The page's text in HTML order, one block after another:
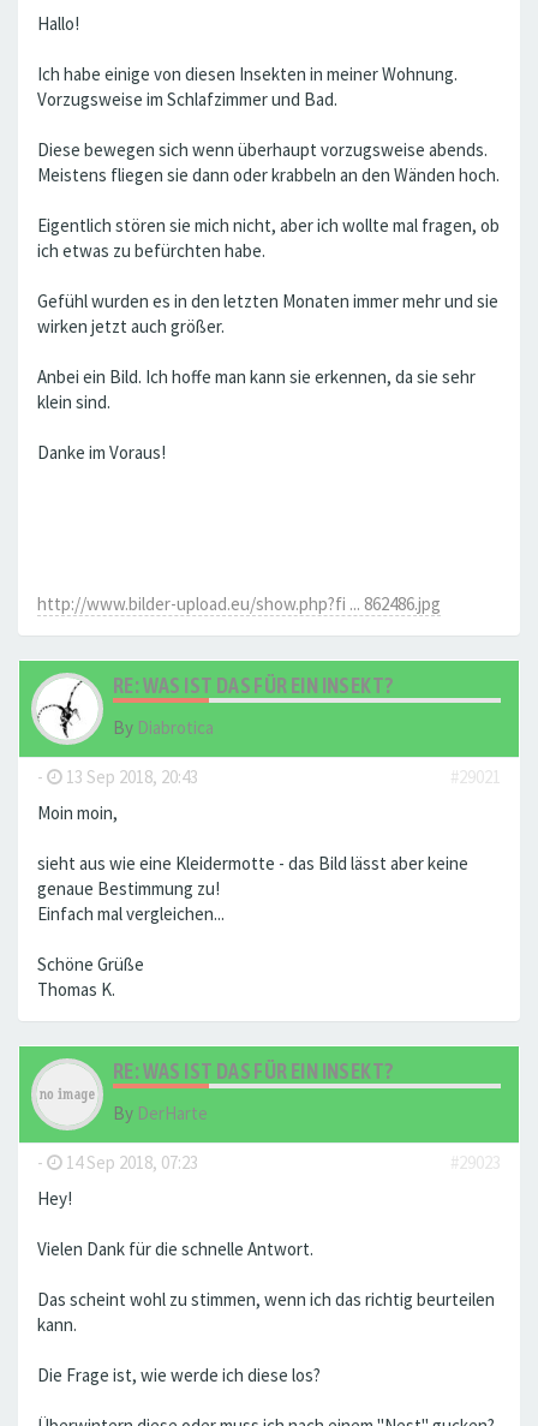
Hallo!
Ich habe einige von diesen Insekten in meiner Wohnung.
Vorzugsweise im Schlafzimmer und Bad.
Diese bewegen sich wenn überhaupt vorzugsweise abends.
Meistens fliegen sie dann oder krabbeln an den Wänden hoch.
Eigentlich stören sie mich nicht, aber ich wollte mal fragen, ob
ich etwas zu befürchten habe.
Gefühl wurden es in den letzten Monaten immer mehr und sie
wirken jetzt auch größer.
Anbei ein Bild. Ich hoffe man kann sie erkennen, da sie sehr
klein sind.
Danke im Voraus!
http://www.bilder-upload.eu/show.php?fi ... 862486.jpg
RE: WAS IST DAS FÜR EIN INSEKT?
By Diabrotica
- 13 Sep 2018, 20:43
#29021
Moin moin,
sieht aus wie eine Kleidermotte - das Bild lässt aber keine
genaue Bestimmung zu!
Einfach mal vergleichen...
Schöne Grüße
Thomas K.
RE: WAS IST DAS FÜR EIN INSEKT?
By DerHarte
- 14 Sep 2018, 07:23
#29023
Hey!
Vielen Dank für die schnelle Antwort.
Das scheint wohl zu stimmen, wenn ich das richtig beurteilen
kann.
Die Frage ist, wie werde ich diese los?